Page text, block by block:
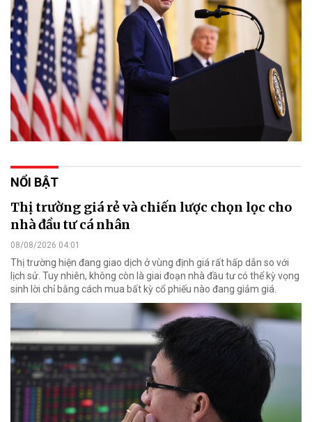
NỔI BẬT
Thị trường giá rẻ và chiến lược chọn lọc cho
nhà đầu tư cá nhân
08/08/2026 04:01
Thị trường hiện đang giao dịch ở vùng định giá rất hấp dẫn so với
lịch sử. Tuy nhiên, không còn là giai đoạn nhà đầu tư có thể kỳ vọng
sinh lời chỉ bằng cách mua bất kỳ cổ phiếu nào đang giảm giá.